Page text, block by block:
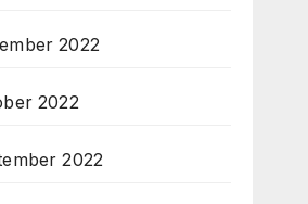
2022
2022
2022